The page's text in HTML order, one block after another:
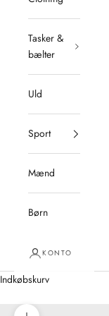
Tasker &
bælter
Uld
Sport
Mænd
Børn
KONTO
Indkøbskurv